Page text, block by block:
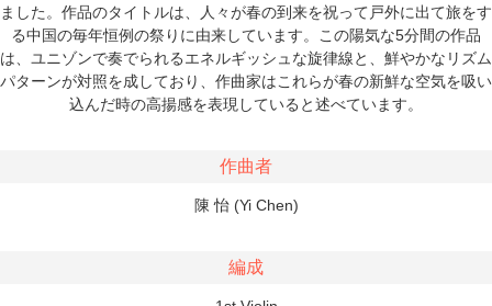
ました。作品のタイトルは、人々が春の到来を祝って戸外に出て旅をす
る中国の毎年恒例の祭りに由来しています。この陽気な5分間の作品
は、ユニゾンで奏でられるエネルギッシュな旋律線と、鮮やかなリズム
パターンが対照を成しており、作曲家はこれらが春の新鮮な空気を吸い
込んだ時の高揚感を表現していると述べています。
作曲者
陳 怡 (Yi Chen)
編成